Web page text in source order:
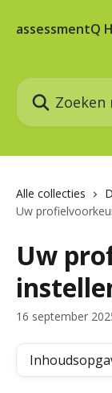
assessmentQ
Zoeken naar
Alle collecties
Uw
Uw
16 september